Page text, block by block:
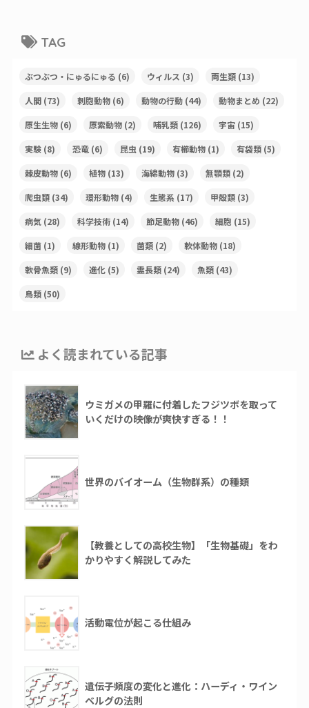
TAG
ぶつぶつ・にゅるにゅる (6) ウィルス (3) 両生類(13)
人間(73) 刺胞動物(6) 動物の行動(44) 動物まとめ (22)
原生生物(6) 原索動物(2) 哺乳類(126) 宇宙(15)
実験(8) 恐竜(6) 昆虫 (19) 有櫛動物(1) 有袋類(5)
棘皮動物(6) 植物(13) 海綿動物(3) 無顎類(2)
爬虫類(34) 環形動物(4) 生態系(17) 甲殻類(3)
病気(28) 科学技術(14) 節足動物(46) 細胞 (15)
細菌(1) 線形動物(1) 菌類(2) 軟体動物(18)
軟骨魚類(9) 進化(5) 霊長類(24) 魚類(43)
鳥類(50)
よく読まれている記事
ウミガメの甲羅に付着したフジツボを取って
いくだけの映像が爽快すぎる！！
世界のバイオーム（生物群系）の種類
【教養としての高校生物】「生物基礎」をわ
かりやすく解説してみた
活動電位が起こる仕組み
遺伝子頻度の変化と進化：ハーディ・ワイン
ベルグの法則